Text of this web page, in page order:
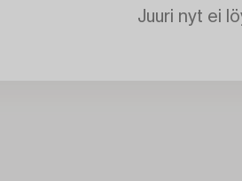
Juuri nyt ei